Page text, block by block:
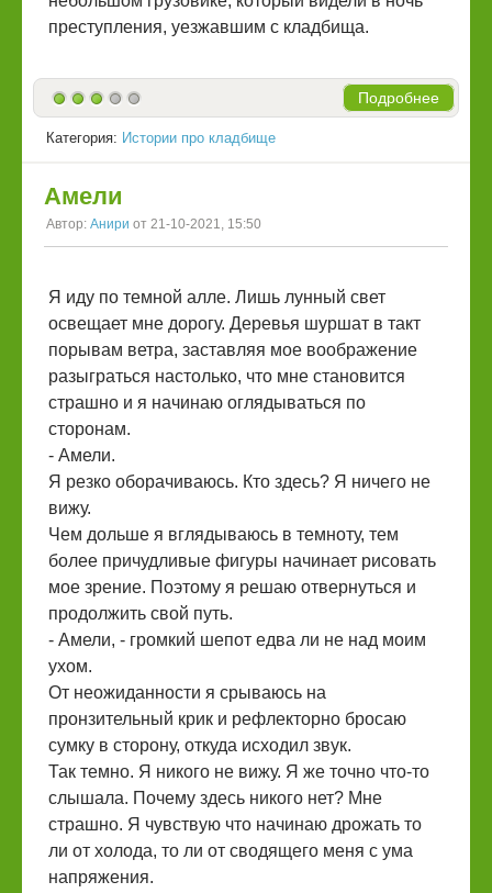
преступления, уезжавшим с кладбища.
Подробнее
Категория: Истории про кладбище
Амели
Автор: Анири от 21-10-2021, 15:50
Я иду по темной алле. Лишь лунный свет
освещает мне дорогу. Деревья шуршат в такт
порывам ветра, заставляя мое воображение
разыграться настолько, что мне становится
страшно и я начинаю оглядываться по
сторонам.
- Амели.
Я резко оборачиваюсь. Кто здесь? Я ничего не
вижу.
Чем дольше я вглядываюсь в темноту, тем
более причудливые фигуры начинает рисовать
мое зрение. Поэтому я решаю отвернуться и
продолжить свой путь.
- Амели, - громкий шепот едва ли не над моим
ухом.
От неожиданности я срываюсь на
пронзительный крик и рефлекторно бросаю
сумку в сторону, откуда исходил звук.
Так темно. Я никого не вижу. Я же точно что-то
слышала. Почему здесь никого нет? Мне
страшно. Я чувствую что начинаю дрожать то
ли от холода, то ли от сводящего меня с ума
напряжения.